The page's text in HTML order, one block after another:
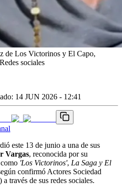
de Los Victorinos y El Capo,
sociales
14 JUN 2026 - 12:41
este 13 de junio a una de sus
Vargas, reconocida por su
'Los Victorinos', La Saga y El
confirmó Actores Sociedad
través de sus redes sociales.